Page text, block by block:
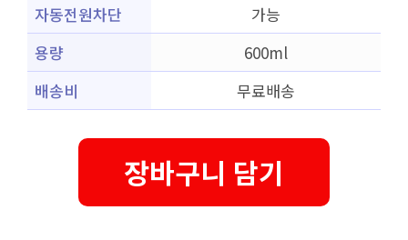
자동전원차단
가능
용량
600ml
배송비
무료배송
장바구니 담기